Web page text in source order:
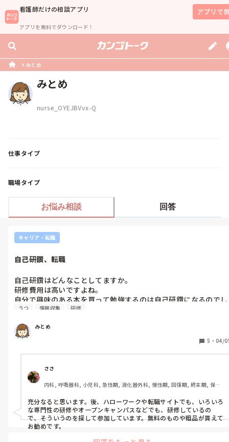
看護師だけの相談アプリ
アプリを無料でダウンロード！
アプリで
みとめ
みとめ
nurse_OYEJBVvx-Q
仕事タイプ
職場タイプ
お悩み相談 回答
キャリア・転職
自己研鑽、転職
自己研鑽はどんなことしてますか。
研修費用は高いですよね。
自分で興味のある本を買って勉強するのは自己研鑽になるのでし
ょうか。
間とお金をかけてこそ意味があるのか。
悩んでるのは訪問看護研修をうけようかどうしようかという悩み
もあります。訪問看護研修受けてやるぞって気持ちを高めて訪問
看護に転職しようかどうしようか悩んでます。ネットや本で情報
収集できるけど働きながら研修うけること、転職活動することが
うつ 情報収集 研修
みとめ
5 ・ 04/
ささ
内科, 呼吸器科, 小児科, 急性期, 消化器外科, 慢性期, 回復期, 終末期, 保育
充分なると思います。後、ハローワークや転職サイトでも、いろいろ
な専門性の研修やオ一プンキャンパスなどでも、研修しているの
で、そういうのを探して参加しています。無料のものや粗品が貰えて
お勧めです。